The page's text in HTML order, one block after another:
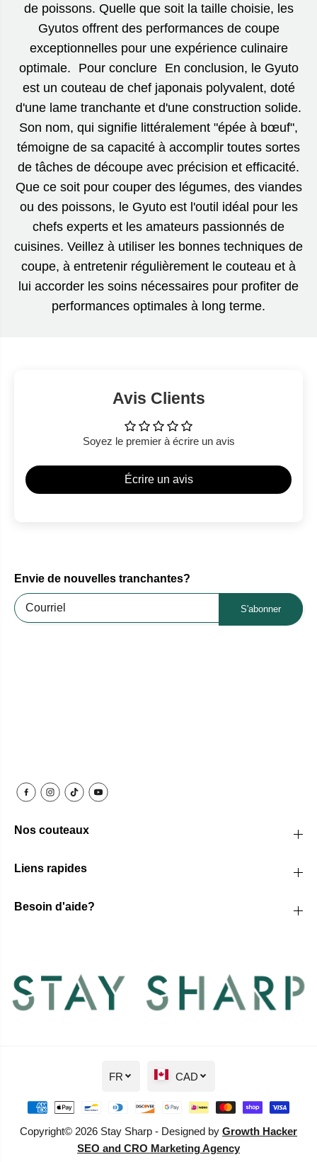
de poissons. Quelle que soit la taille choisie, les
Gyutos offrent des performances de coupe
exceptionnelles pour une expérience culinaire
optimale. Pour conclure En conclusion, le Gyuto
est un couteau de chef japonais polyvalent, doté
d'une lame tranchante et d'une construction solide.
Son nom, qui signifie littéralement "épée à bœuf",
témoigne de sa capacité à accomplir toutes sortes
de tâches de découpe avec précision et efficacité.
Que ce soit pour couper des légumes, des viandes
ou des poissons, le Gyuto est l'outil idéal pour les
chefs experts et les amateurs passionnés de
cuisines. Veillez à utiliser les bonnes techniques de
coupe, à entretenir régulièrement le couteau et à
lui accorder les soins nécessaires pour profiter de
performances optimales à long terme.
Avis Clients
Soyez le premier à écrire un avis
Écrire un avis
Envie de nouvelles tranchantes?
S'abonner
Nos couteaux
Liens rapides
Besoin d'aide?
Copyright© 2026 Stay Sharp - Designed by Growth Hacker
SEO and CRO Marketing Agency
FR CAD